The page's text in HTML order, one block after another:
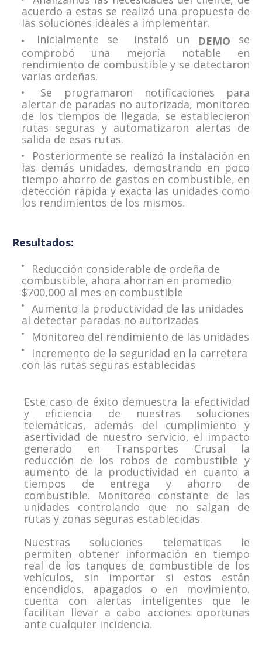
acuerdo a estas se realizó una propuesta de
las soluciones ideales a implementar.
Inicialmente se instaló un DEMO se
comprobó una mejoría notable en
rendimiento de combustible y se detectaron
varias ordeñas.
Se programaron notificaciones para
alertar de paradas no autorizada, monitoreo
de los tiempos de llegada, se establecieron
rutas seguras y automatizaron alertas de
salida de esas rutas.
Posteriormente se realizó la instalación en
las demás unidades, demostrando en poco
tiempo ahorro de gastos en combustible, en
detección rápida y exacta las unidades como
los rendimientos de los mismos.
Resultados:
Reducción considerable de ordeña de
combustible, ahora ahorran en promedio
$700,000 al mes en combustible
Aumento la productividad de las unidades
al detectar paradas no autorizadas
Monitoreo del rendimiento de las unidades
Incremento de la seguridad en la carretera
con las rutas seguras establecidas
Este caso de éxito demuestra la efectividad
y eficiencia de nuestras soluciones
telemáticas, además del cumplimiento y
asertividad de nuestro servicio, el impacto
generado en Transportes Crusal la
reducción de los robos de combustible y
aumento de la productividad en cuanto a
tiempos de entrega y ahorro de
combustible. Monitoreo constante de las
unidades controlando que no salgan de
rutas y zonas seguras establecidas.
Nuestras soluciones telematicas le
permiten obtener información en tiempo
real de los tanques de combustible de los
vehículos, sin importar si estos están
encendidos, apagados o en movimiento.
cuenta con alertas inteligentes que le
facilitan llevar a cabo acciones oportunas
ante cualquier incidencia.